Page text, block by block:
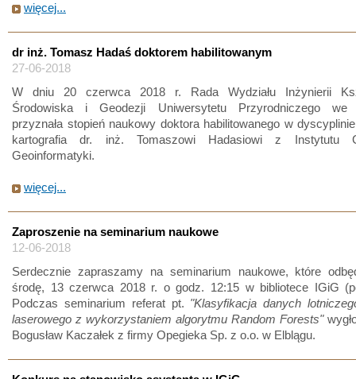
więcej...
dr inż. Tomasz Hadaś doktorem habilitowanym
27-06-2018
W dniu 20 czerwca 2018 r. Rada Wydziału Inżynierii
Środowiska i Geodezji Uniwersytetu Przyrodniczego we
przyznała stopień naukowy doktora habilitowanego w
kartografia dr. inż. Tomaszowi Hadasiowi z Instytutu
Geoinformatyki.
więcej...
Zaproszenie na seminarium naukowe
12-06-2018
Serdecznie zapraszamy na seminarium naukowe, które
środę, 13 czerwca 2018 r. o godz. 12:15 w bibliotece IGiG
Podczas seminarium referat pt. "Klasyfikacja danych
laserowego z wykorzystaniem algorytmu Random Forests"
Bogusław Kaczałek z firmy Opegieka Sp. z o.o. w Elblągu.